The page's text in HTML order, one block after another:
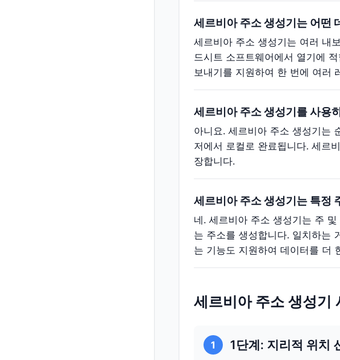
세르비아 주소 생성기는 어떤
세르비아 주소 생성기는 여러 내
드시트 소프트웨어에서 열기에
보내기를 지원하여 한 번에 여러
세르비아 주소 생성기를 사용
아니요. 세르비아 주소 생성기는
저에서 로컬로 완료됩니다. 세르
장합니다.
세르비아 주소 생성기는 특정
네. 세르비아 주소 생성기는 주
는 주소를 생성합니다. 일치하는
는 기능도 지원하여 데이터를 더
세르비아 주소 생성기
1 1단계: 지리적 위치